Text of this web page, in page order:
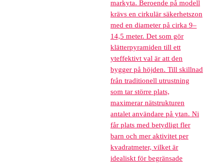
markyta. Beroende på modell
krävs en cirkulär säkerhetszon
med en diameter på cirka 9–
14,5 meter. Det som gör
klätterpyramiden till ett
yteffektivt val är att den
bygger på höjden. Till skillnad
från traditionell utrustning
som tar större plats,
maximerar nätstrukturen
antalet användare på ytan. Ni
får plats med betydligt fler
barn och mer aktivitet per
kvadratmeter, vilket är
idealiskt för begränsade